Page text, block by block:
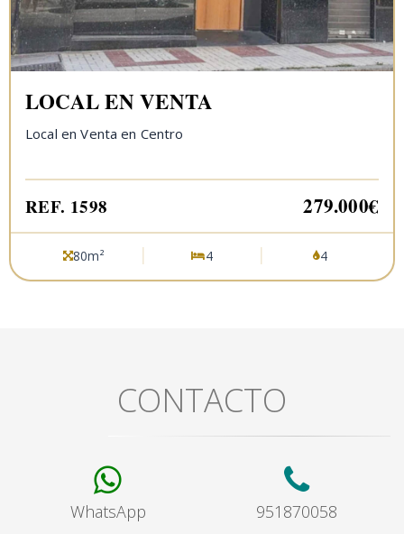
LOCAL EN VENTA
Local en Venta en Centro
REF. 1598 279.000€
80m² 4 4
CONTACTO
WhatsApp 951870058